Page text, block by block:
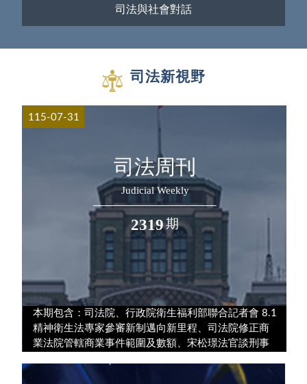
司法與社會對話
司法新視野
115-07-31
司法周刊
Judicial Weekly
2319期
本期包含：司法院、行政院衛生福利部聯合記者會 8.1
精神衛生法專家參審新制邁向新里程、司法院修正商
業法院管轄商業事件範圍及數額、宋松璟法官談刑事